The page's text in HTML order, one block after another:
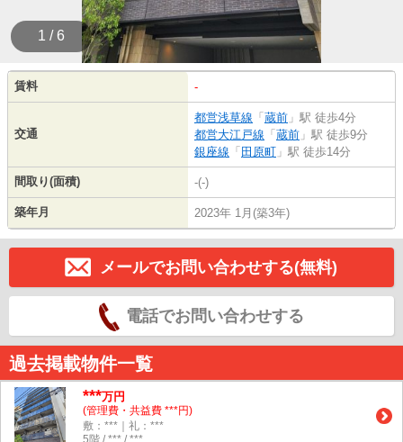
1 / 6
賃料 -
交通
都営浅草線 「 蔵前 」駅 徒歩4分
都営大江戸線 「 蔵前 」駅 徒歩9分
銀座線 「 田原町 」駅 徒歩14分
間取り(面積) -(-)
築年月 2023年 1月(築3年)
メールでお問い合わせする(無料)
電話でお問い合わせする
過去掲載物件一覧
***万円
(管理費・共益費 ***円)
敷：***｜礼：***